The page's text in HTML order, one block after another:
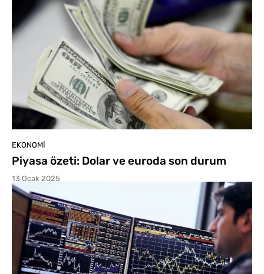
EKONOMI
Piyasa özeti: Dolar ve euroda son durum
13 Ocak 2025